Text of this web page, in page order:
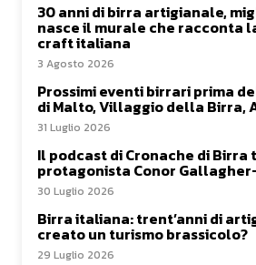
30 anni di birra artigianale,
nasce il murale che racconta
craft italiana
3 Agosto 2026
Prossimi eventi birrari prima
di Malto, Villaggio della Birra,
31 Luglio 2026
Il podcast di Cronache di Birra
protagonista Conor
30 Luglio 2026
Birra italiana: trent’anni di
creato un turismo brassicolo?
29 Luglio 2026